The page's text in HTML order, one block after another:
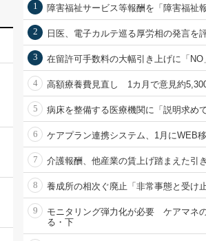
1 障害福祉サービス等報酬を「障害福祉
2 日医、電子カルテ巡る厚労相の発言を
3 在留許可手数料の大幅引き上げに「NO
4 高額療養費見直し 1カ月で意見約
5 病床を整備する医療機関に「説明求めて
6 ケアプラン連携システム、1月にWEB
7 介護報酬、他産業の賃上げ踏まえた引
8 養成所の相次ぐ廃止「非常事態と受け止
9
モニタリング弾力化が必要 ケアマネ
る・下